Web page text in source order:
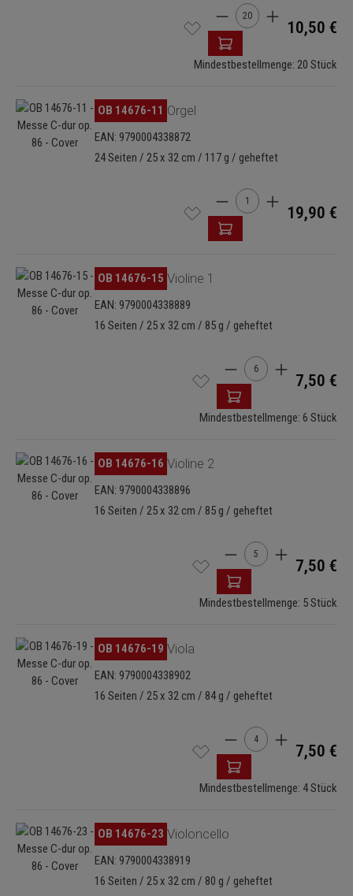
Produkt Anzahl: Gib
10,50 €
Mindestbestellmenge: 20 Stück
Bildergalerie überspringenOB 14676-11 Orgel
EAN: 9790004338872
24 Seiten / 25 x 32 cm / 117 g / geheftet
Produkt Anzahl: Gib
19,90 €
Bildergalerie überspringenOB 14676-15 Violine 1
EAN: 9790004338889
16 Seiten / 25 x 32 cm / 85 g / geheftet
Produkt Anzahl: Gib
7,50 €
Mindestbestellmenge: 6 Stück
Bildergalerie überspringenOB 14676-16 Violine 2
EAN: 9790004338896
16 Seiten / 25 x 32 cm / 85 g / geheftet
Produkt Anzahl: Gib
7,50 €
Mindestbestellmenge: 5 Stück
Bildergalerie überspringenOB 14676-19 Viola
EAN: 9790004338902
16 Seiten / 25 x 32 cm / 84 g / geheftet
Produkt Anzahl: Gib
7,50 €
Mindestbestellmenge: 4 Stück
Bildergalerie überspringenOB 14676-23 Violoncello
EAN: 9790004338919
16 Seiten / 25 x 32 cm / 80 g / geheftet